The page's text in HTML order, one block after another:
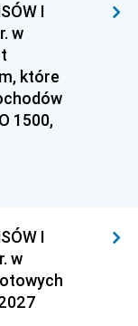
I
w
które
1500,
I
w